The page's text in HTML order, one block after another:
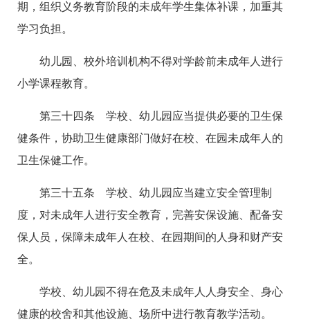
期，组织义务教育阶段的未成年学生集体补课，加重其
学习负担。
幼儿园、校外培训机构不得对学龄前未成年人进行
小学课程教育。
第三十四条 学校、幼儿园应当提供必要的卫生保
健条件，协助卫生健康部门做好在校、在园未成年人的
卫生保健工作。
第三十五条 学校、幼儿园应当建立安全管理制
度，对未成年人进行安全教育，完善安保设施、配备安
保人员，保障未成年人在校、在园期间的人身和财产安
全。
学校、幼儿园不得在危及未成年人人身安全、身心
健康的校舍和其他设施、场所中进行教育教学活动。